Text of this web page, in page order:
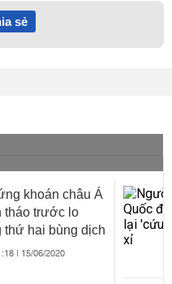
sẻ
khoán châu Á
tháo trước lo
thứ hai bùng dịch
| 15/06/2020